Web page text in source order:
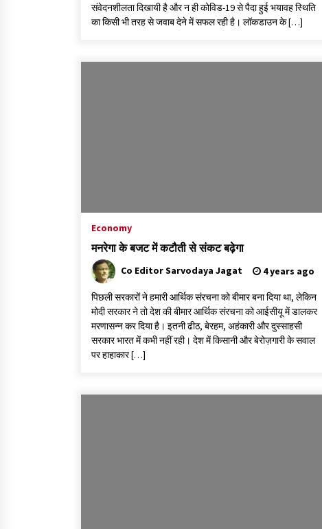
संवेदनशीलता दिखायी है और न ही कोविड-19 से पैदा हुई भयावह स्थिति
का किसी भी तरह से जवाब देने में सफल रही है। लॉकडाउन के […]
Economy
मनरेगा के बजट में कटौती से संकट बढ़ेगा
Co Editor Sarvodaya Jagat 4 years ago
पिछली सरकारों ने हमारी आर्थिक संरचना को बीमार बना दिया था, लेकिन
मोदी सरकार ने तो देश की बीमार आर्थिक संरचना को आईसीयू में डालकर
मरणासन्न कर दिया है। इतनी ढीठ, बेरहम, अहंकारी और दुस्साहसी
सरकार भारत में कभी नहीं रही। देश में किसानी और बेरोज़गारी के सवाल
पर हाहाकार […]